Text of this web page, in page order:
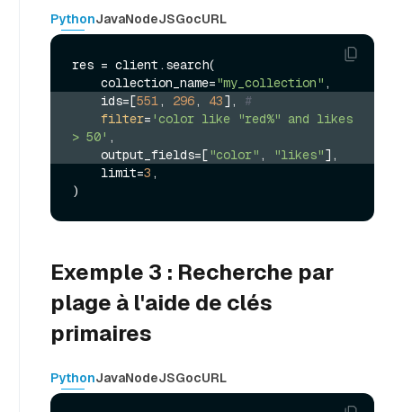
PythonJavaNodeJSGocURL
res = client.search(
    collection_name=
"my_collection"
    ids=[
551, 296, 43], #
filter= 'color like "red%" and likes
> 50' ,
    output_fields=[
"color" , "likes"],
    limit=
3 ,
Exemple 3 : Recherche par
plage à l'aide de clés
primaires
PythonJavaNodeJSGocURL